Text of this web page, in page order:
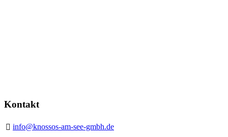
Kontakt
 info@knossos-am-see-gmbh.de